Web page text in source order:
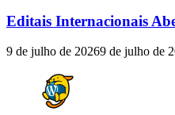
Editais Internacionais
9 de julho de 20269 de julho de